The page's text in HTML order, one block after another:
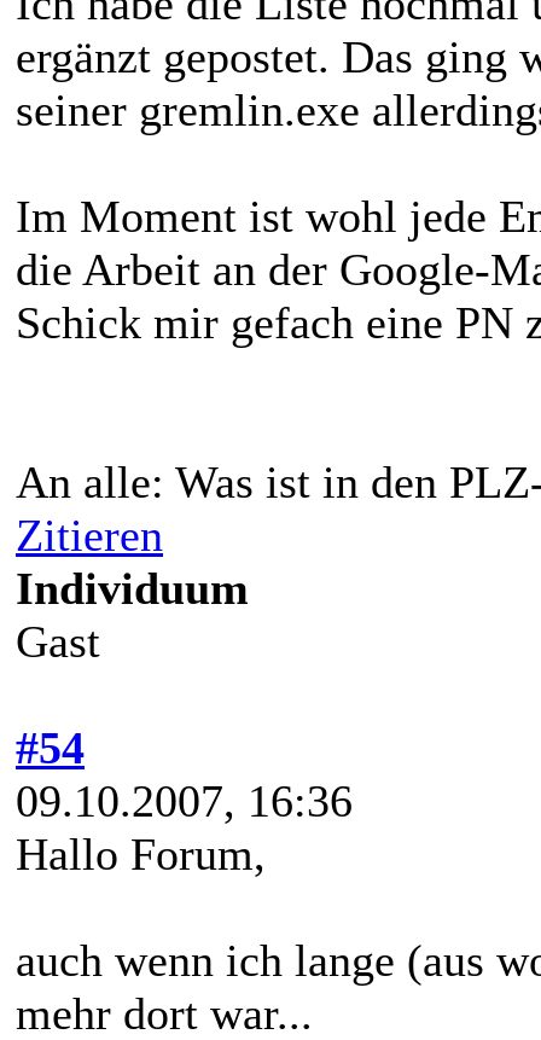
ergänzt gepostet. Das ging
seiner gremlin.exe
Im Moment ist wohl jede
die Arbeit an der Google-
Schick mir gefach eine PN
An alle: Was ist in den
Zitieren
Individuum
Gast
#54
09.10.2007, 16:36
Hallo Forum,
auch wenn ich lange (aus
mehr dort war...